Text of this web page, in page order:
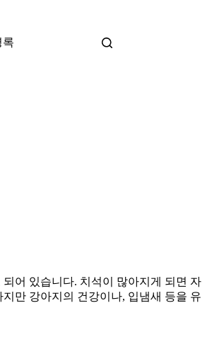
록
어 있습니다. 치석이 많아지게 되면 자
만 강아지의 건강이나, 입냄새 등을 유